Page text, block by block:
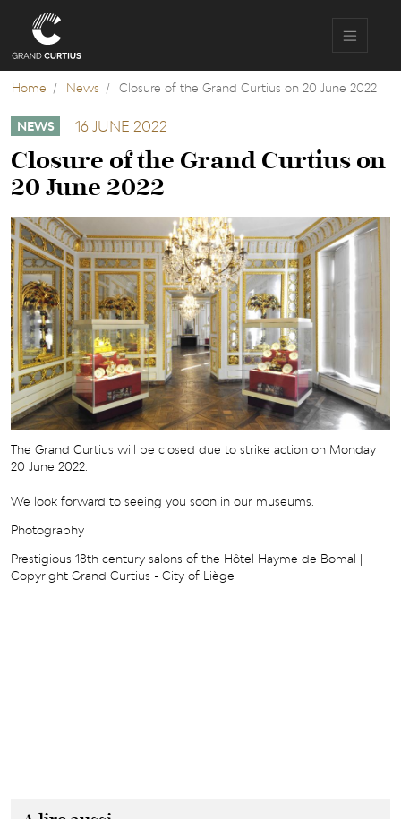
content
Home
News Closure of the Grand Curtius on 20 June 2022
NEWS 16 JUNE 2022
Closure of the Grand Curtius on
20 June 2022
The Grand Curtius will be closed due to strike action on Monday
20 June 2022.
We look forward to seeing you soon in our museums.
Photography
Prestigious 18th century salons of the Hôtel Hayme de Bomal |
Copyright Grand Curtius - City of Liège